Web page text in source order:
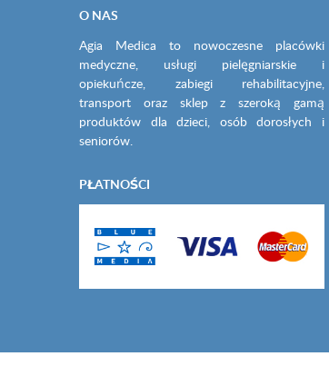
O NAS
Agia Medica to nowoczesne placówki
medyczne, usługi pielęgniarskie i
opiekuńcze, zabiegi rehabilitacyjne,
transport oraz sklep z szeroką gamą
produktów dla dzieci, osób dorosłych i
seniorów.
PŁATNOŚCI